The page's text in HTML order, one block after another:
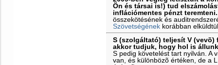
Ön és társai is!) tud
inflációmentes pénzt teremteni.
összekötésének és
Szövetségének korábban
S (szolgáltató) teljesít V (vevõ)
akkor tudjuk, hogy hol is állunk
S pedig követelést tart nyilván. A
van, és különbözõ értéken, de a